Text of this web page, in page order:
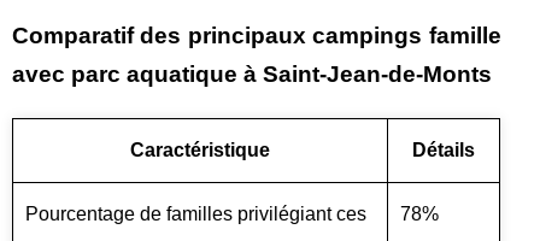
Comparatif des principaux campings famille
avec parc aquatique à Saint-Jean-de-Monts
Caractéristique Détails
Pourcentage de familles privilégiant ces
78%